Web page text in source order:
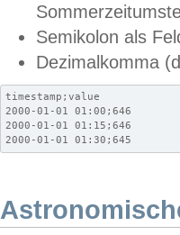
Semikolon als
Dezimalkomma
timestamp;value
2000-01-01 01:00;646
2000-01-01 01:15;646
2000-01-01 01:30;645